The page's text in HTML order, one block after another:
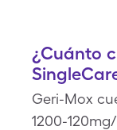
¿Cuánto
Geri-Mox
1200-